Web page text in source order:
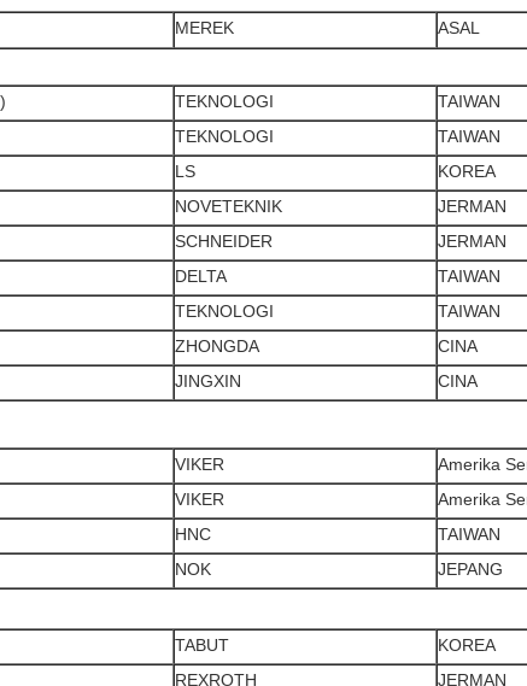
MEREK
ASAL
TEKNOLOGI
TAIWAN
TEKNOLOGI
TAIWAN
LS
KOREA
NOVETEKNIK
JERMAN
SCHNEIDER
JERMAN
DELTA
TAIWAN
TEKNOLOGI
TAIWAN
ZHONGDA
CINA
JINGXIN
CINA
VIKER
Amerika
VIKER
Amerika
HNC
TAIWAN
NOK
JEPANG
TABUT
KOREA
REXROTH JERMAN